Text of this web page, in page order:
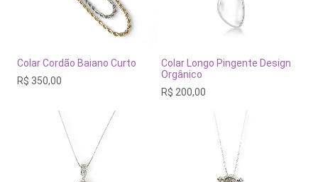
Colar Cordão Baiano Curto
R$ 350,00
Colar Longo Pingente Design
Orgânico
R$ 200,00